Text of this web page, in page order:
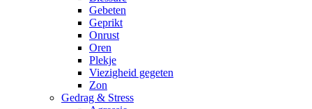
Gebeten
Geprikt
Onrust
Oren
Plekje
Viezigheid gegeten
Zon
Gedrag & Stress